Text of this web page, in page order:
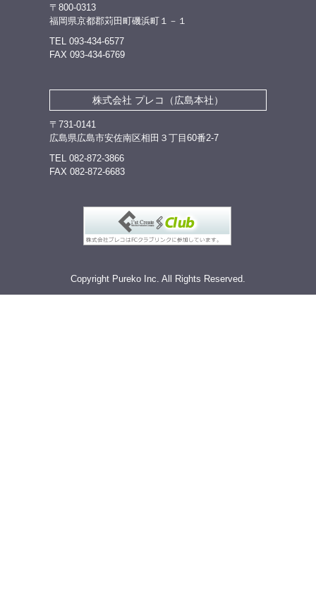
〒800-0313
福岡県京都郡苅田町磯浜町１－１
TEL 093-434-6577
FAX 093-434-6769
株式会社 プレコ（広島本社）
〒731-0141
広島県広島市安佐南区相田３丁目60番2-7
TEL 082-872-3866
FAX 082-872-6683
Copyright Pureko Inc. All Rights Reserved.